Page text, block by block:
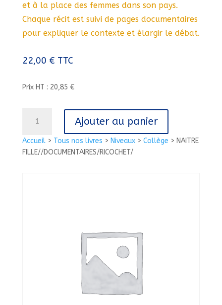
Accueil> Tous nos livres > Niveaux> Collège > NAITRE
FILLE//DOCUMENTAIRES/RICOCHET/
et à la place des femmes dans son pays.
Chaque récit est suivi de pages documentaires
pour expliquer le contexte et élargir le débat.
22,00 € TTC
Prix HT : 20,85 €
NAITRE
FILLE//DOCUMENTAIRES/RICOCHET/
Ajouter au panier